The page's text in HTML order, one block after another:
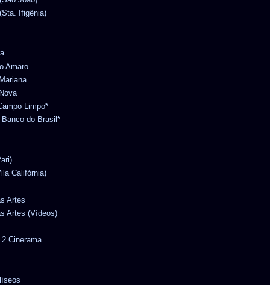
Ifigênia)
Amaro
Limpo*
do Brasil*
Califórnia)
Artes
Artes (Vídeos)
Cinerama